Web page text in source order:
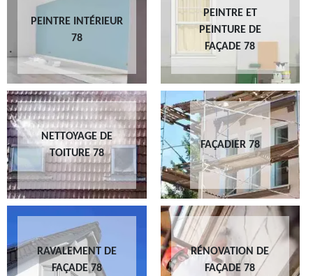
PEINTRE INTÉRIEUR
78
PEINTRE ET
PEINTURE DE
FAÇADE 78
NETTOYAGE DE
TOITURE 78
FAÇADIER 78
RAVALEMENT DE
FAÇADE 78
RÉNOVATION DE
FAÇADE 78